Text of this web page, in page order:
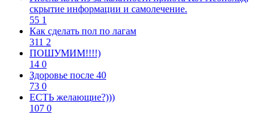
скрытиe информации и самолечение.
55 1
Как сделать пол по лагам
311 2
ПОШУМИМ!!!!)
14 0
Здоровье после 40
73 0
ЕСТЬ желающие?)))
107 0